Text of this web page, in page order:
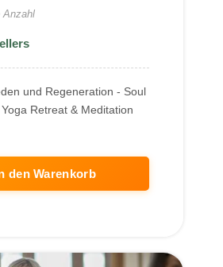
Anzahl
und Regeneration - Soul
Retreat & Meditation
den Warenkorb